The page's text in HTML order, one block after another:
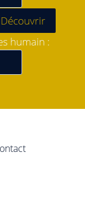
humain :